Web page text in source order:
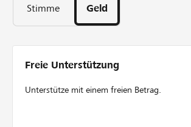
Stimme Geld
Freie Unterstützung
Unterstütze mit einem freien Betrag.